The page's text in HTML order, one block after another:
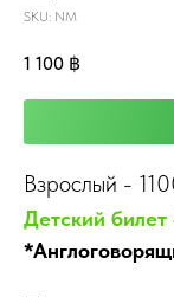
SKU: NM
1 100 ฿
Взрослый -
Детский билет